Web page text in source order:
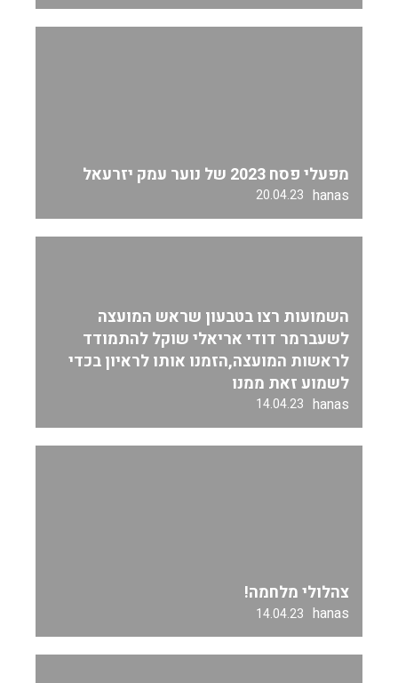
מפעלי פסח 2023 של נוער עמק יזרעאל
hanas
20.04.23
השמועות רצו בטבעון שראש המועצה
לשעברמר דודי אריאלי שוקל להתמודד
לראשות המועצה,הזמנו אותו לראיון בכדי
לשמוע זאת ממנו
hanas
14.04.23
צהלולי מלחמה!
hanas
14.04.23